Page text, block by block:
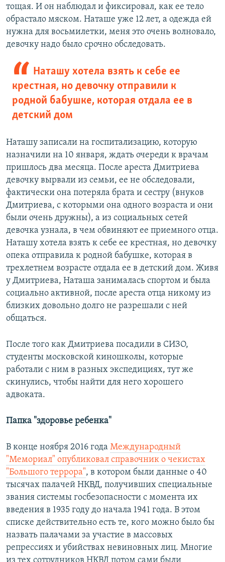
тощая. И он наблюдал и фиксировал, как ее тело
обрастало мяском. Наташе уже 12 лет, а одежда ей
нужна для восьмилетки, меня это очень волновало,
девочку надо было срочно обследовать.
Наташу хотела взять к себе ее
крестная, но девочку отправили к
родной бабушке, которая отдала ее в
детский дом
Наташу записали на госпитализацию, которую
назначили на 10 января, ждать очереди к врачам
пришлось два месяца. После ареста Дмитриева
девочку вырвали из семьи, ее не обследовали,
фактически она потеряла брата и сестру (внуков
Дмитриева, с которыми она одного возраста и они
были очень дружны), а из социальных сетей
девочка узнала, в чем обвиняют ее приемного отца.
Наташу хотела взять к себе ее крестная, но девочку
опека отправила к родной бабушке, которая в
трехлетнем возрасте отдала ее в детский дом. Живя
у Дмитриева, Наташа занималась спортом и была
социально активной, после ареста отца никому из
близких довольно долго не разрешали с ней
общаться.
После того как Дмитриева посадили в СИЗО,
студенты московской киношколы, которые
работали с ним в разных экспедициях, тут же
скинулись, чтобы найти для него хорошего
адвоката.
Папка "здоровье ребенка"
В конце ноября 2016 года Международный
"Мемориал" опубликовал справочник о чекистах
"Большого террора", в котором были данные о 40
тысячах палачей НКВД, получивших специальные
звания системы госбезопасности с момента их
введения в 1935 году до начала 1941 года. В этом
списке действительно есть те, кого можно было бы
назвать палачами за участие в массовых
репрессиях и убийствах невиновных лиц. Многие